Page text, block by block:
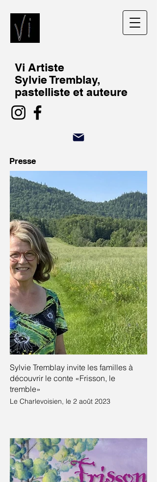
Vi Artiste
Sylvie Tremblay,
pastelliste et auteure
Presse
Sylvie Tremblay invite les familles à
découvrir le conte «Frisson, le
tremble»
Le Charlevoisien, le 2 août 2023